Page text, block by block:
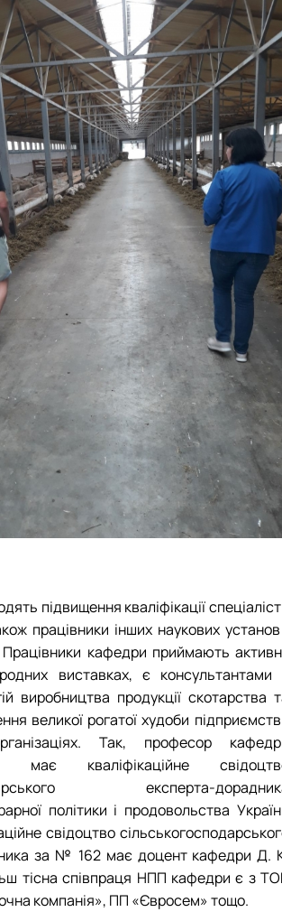
підвищення кваліфікації
працівники інших наукових установ
Працівники кафедри приймають
виставках, є консультантами
виробництва продукції скотарства
великої рогатої худоби підприємств
Так, професор
має кваліфікаційне
експерта-
політики і продовольства
свідоцтво
за № 162 має доцент кафедри Д.
тісна співпраця НПП кафедри є з
компанія», ПП «Євросем» тощо.